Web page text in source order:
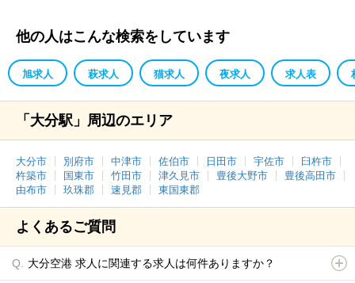
他の人はこんな検索をしています
旭求人 萩求人 猫求人 夜求人 求人表
「大分駅」周辺のエリア
大分市 別府市 中津市 佐伯市 日田市 宇佐市
臼杵市
杵築市
国東市 竹田市 津久見市 豊後大野市
豊後高田市
由布市
玖珠郡 速見郡 東国東郡
よくあるご質問
大分空港 求人に関連する求人は何件ありますか？